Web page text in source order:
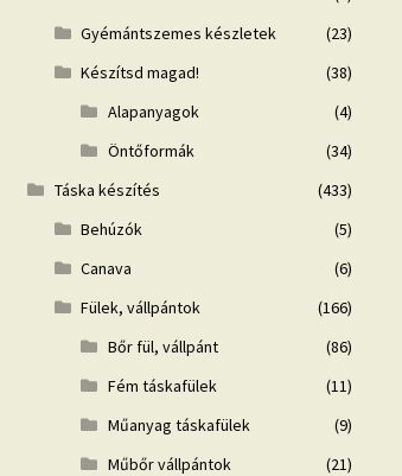
Gyémántszemes készletek
(23)
Készítsd magad!
(38)
Alapanyagok
(4)
Öntőformák
(34)
Táska készítés
(433)
Behúzók
(5)
Canava
(6)
Fülek, vállpántok
(166)
Bőr fül, vállpánt
(86)
Fém táskafülek
(11)
Műanyag táskafülek
(9)
Műbőr vállpántok
(21)